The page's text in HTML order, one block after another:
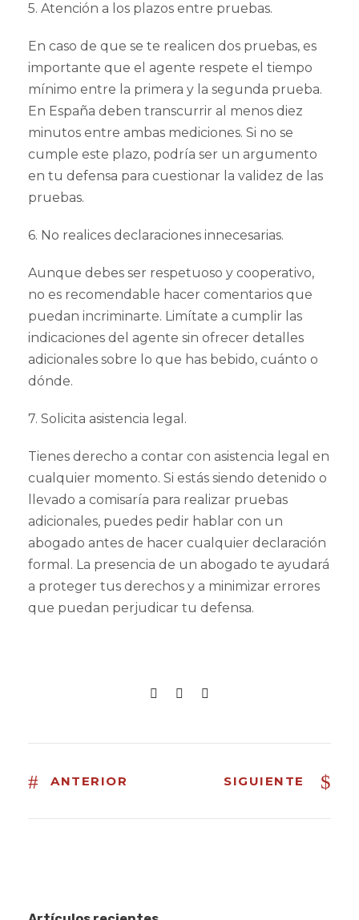
5. Atención a los plazos entre pruebas.
En caso de que se te realicen dos pruebas, es
importante que el agente respete el tiempo
mínimo entre la primera y la segunda prueba.
En España deben transcurrir al menos diez
minutos entre ambas mediciones. Si no se
cumple este plazo, podría ser un argumento
en tu defensa para cuestionar la validez de las
pruebas.
6. No realices declaraciones innecesarias.
Aunque debes ser respetuoso y cooperativo,
no es recomendable hacer comentarios que
puedan incriminarte. Limítate a cumplir las
indicaciones del agente sin ofrecer detalles
adicionales sobre lo que has bebido, cuánto o
dónde.
7. Solicita asistencia legal.
Tienes derecho a contar con asistencia legal en
cualquier momento. Si estás siendo detenido o
llevado a comisaría para realizar pruebas
adicionales, puedes pedir hablar con un
abogado antes de hacer cualquier declaración
formal. La presencia de un abogado te ayudará
a proteger tus derechos y a minimizar errores
que puedan perjudicar tu defensa.
ANTERIOR SIGUIENTE